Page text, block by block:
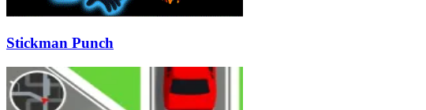
Stickman Punch